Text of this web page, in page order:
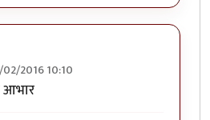
02/2016 10:10
आभार